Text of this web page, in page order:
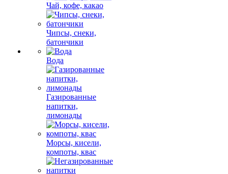
Чай, кофе, какао
Чипсы, снеки,
батончики
Вода
Газированные
напитки,
лимонады
Морсы, кисели,
компоты, квас